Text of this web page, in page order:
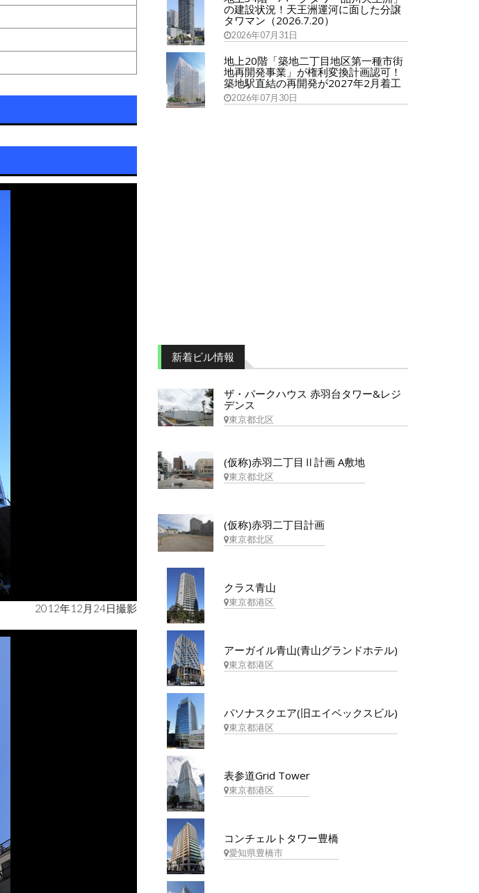
2012年12月24日撮影
の建設状況！天王洲運河に面した分譲
タワマン（2026.7.20）
2026年07月31日
地上20階「築地二丁目地区第一種市街
地再開発事業」が権利変換計画認可！
築地駅直結の再開発が2027年2月着工
2026年07月30日
新着ビル情報
ザ・パークハウス 赤羽台タワー&レジ
デンス
東京都北区
(仮称)赤羽二丁目Ⅱ計画 A敷地
東京都北区
(仮称)赤羽二丁目計画
東京都北区
クラス青山
東京都港区
アーガイル青山(青山グランドホテル)
東京都港区
パソナスクエア(旧エイベックスビル)
東京都港区
表参道Grid Tower
東京都港区
コンチェルトタワー豊橋
愛知県豊橋市